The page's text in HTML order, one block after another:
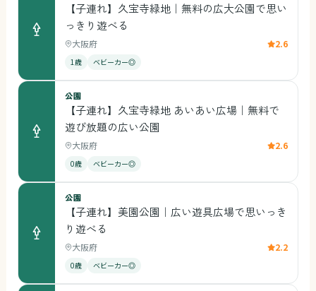
【子連れ】久宝寺緑地｜無料の広大公園で思い
っきり遊べる
大阪府 2.6
1歳 ベビーカー◎
公園
【子連れ】久宝寺緑地 あいあい広場｜無料で
遊び放題の広い公園
大阪府 2.6
0歳 ベビーカー◎
公園
【子連れ】美園公園｜広い遊具広場で思いっき
り遊べる
大阪府 2.2
0歳 ベビーカー◎